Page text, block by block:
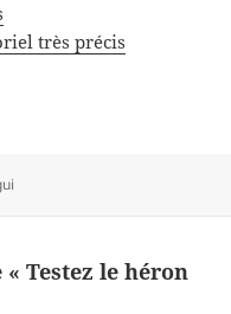
très précis
Testez le héron